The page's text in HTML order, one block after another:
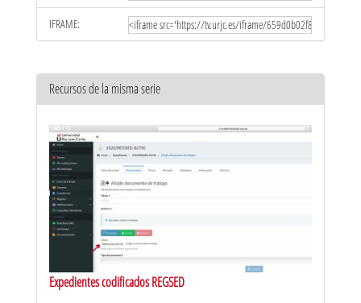
IFRAME:
Recursos de la misma serie
Expedientes codificados REGSED